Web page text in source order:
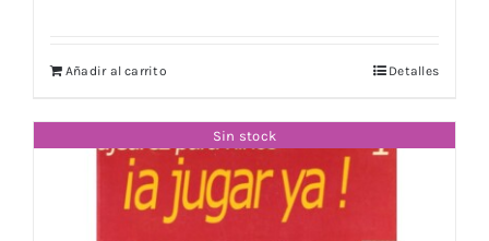
Añadir al carrito Detalles
Sin stock